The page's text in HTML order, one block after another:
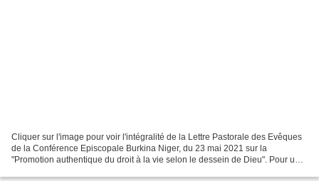
Cliquer sur l'image pour voir l'intégralité de la Lettre Pastorale des Evêques
de la Conférence Episcopale Burkina Niger, du 23 mai 2021 sur la
"Promotion authentique du droit à la vie selon le dessein de Dieu". Pour une